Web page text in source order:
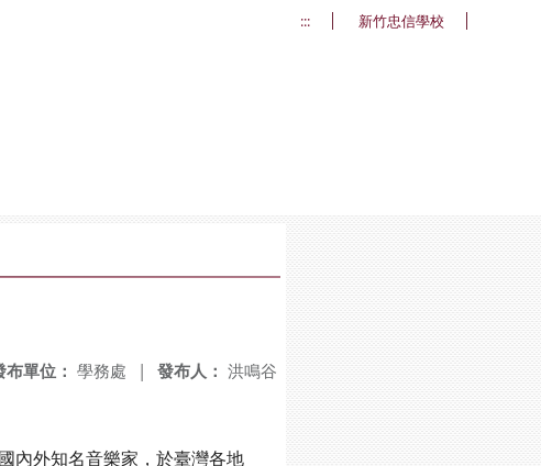
::: 新竹忠信學校
發布人： 洪鳴谷
布單位： 學務處 |
內外知名音樂家，於臺灣各地